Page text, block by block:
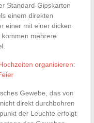
Standard-Gipskarton
einem direkten
einer mit einer dicken
kommen mehrere
organisieren:
Gewebe, das von
direkt durchbohren
der Leuchte erfolgt